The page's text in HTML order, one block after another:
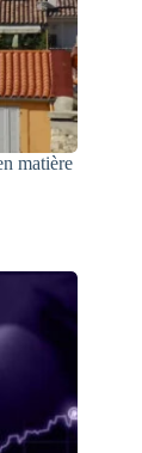
matière